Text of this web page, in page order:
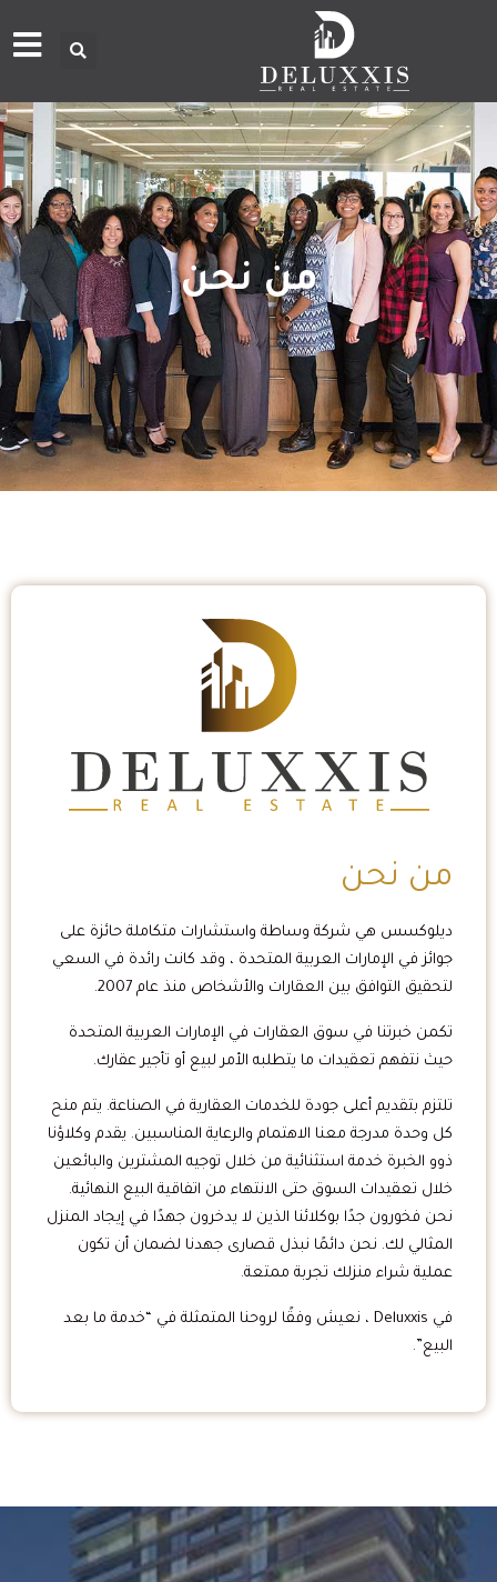
من نحن
من نحن
ديلوكسس هي شركة وساطة واستشارات متكاملة حائزة على
جوائز في الإمارات العربية المتحدة ، وقد كانت رائدة في السعي
لتحقيق التوافق بين العقارات والأشخاص منذ عام 2007.
تكمن خبرتنا في سوق العقارات في الإمارات العربية المتحدة
حيث نتفهم تعقيدات ما يتطلبه الأمر لبيع أو تأجير عقارك.
تلتزم بتقديم أعلى جودة للخدمات العقارية في الصناعة. يتم منح
كل وحدة مدرجة معنا الاهتمام والرعاية المناسبين. يقدم وكلاؤنا
ذوو الخبرة خدمة استثنائية من خلال توجيه المشترين والبائعين
خلال تعقيدات السوق حتى الانتهاء من اتفاقية البيع النهائية.
نحن فخورون جدًا بوكلائنا الذين لا يدخرون جهدًا في إيجاد المنزل
المثالي لك. نحن دائمًا نبذل قصارى جهدنا لضمان أن تكون
عملية شراء منزلك تجربة ممتعة.
في Deluxxis ، نعيش وفقًا لروحنا المتمثلة في “خدمة ما بعد
البيع”.